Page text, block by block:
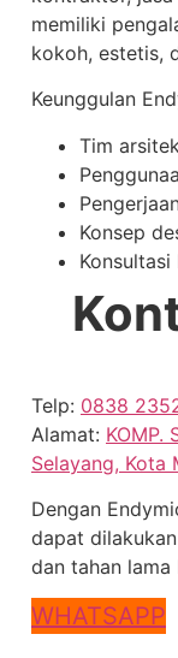
memiliki
kokoh, estetis,
Keunggulan
Tim
Konsep
Telp: 0838
Alamat: KOMP.
Selayang, Kota
Dengan
dapat
dan tahan lama
WHATSAPP